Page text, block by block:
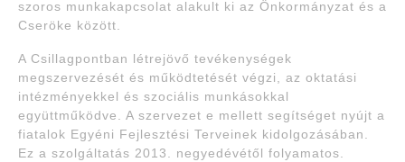
szoros munkakapcsolat alakult ki az Önkormányzat és a
Cseröke között.
A Csillagpontban létrejövő tevékenységek
megszervezését és működtetését végzi, az oktatási
intézményekkel és szociális munkásokkal
együttműködve. A szervezet e mellett segítséget nyújt a
fiatalok Egyéni Fejlesztési Terveinek kidolgozásában.
Ez a szolgáltatás 2013. negyedévétől folyamatos.